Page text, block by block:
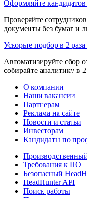
Оформляйте
Проверяйте
документы без бумаг и
Ускорьте подбор в 2
Автоматизируйте сбор
собирайте аналитику в
О компании
Наши вакансии
Партнерам
Реклама на сайте
Новости и статьи
Инвесторам
Кандидаты по
Требования к ПО
Безопасный
HeadHunter API
Поиск работы